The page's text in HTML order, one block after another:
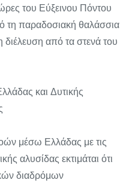
του Εύξεινου Πόντου
τη παραδοσιακή θαλάσσια
από τα στενά του
και Δυτικής
μέσω Ελλάδας με τις
αλυσίδας εκτιμάται ότι
διαδρόμων